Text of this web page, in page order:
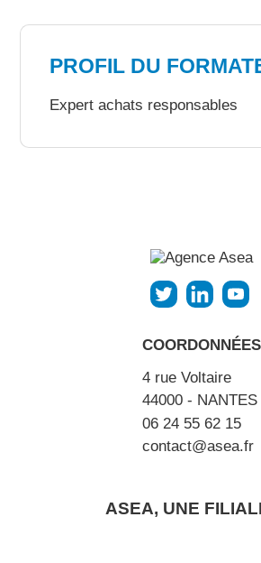
PROFIL DU
Expert achats responsables
COORDONNÉES
4 rue Voltaire
44000 - NANTES
06 24 55 62 15
contact@asea.fr
ASEA, UNE